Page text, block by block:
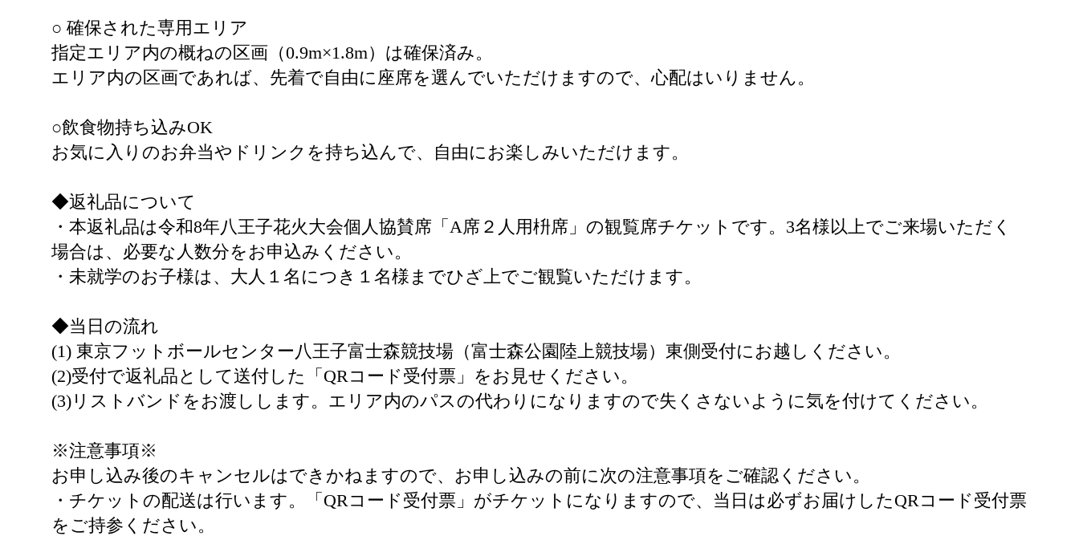
○ 確保された専用エリア
指定エリア内の概ねの区画（0.9m×1.8m）は確保済み。
エリア内の区画であれば、先着で自由に座席を選んでいただけますので、心配はいりません。
○飲食物持ち込みOK
お気に入りのお弁当やドリンクを持ち込んで、自由にお楽しみいただけます。
◆返礼品について
・本返礼品は令和8年八王子花火大会個人協賛席「A席２人用枡席」の観覧席チケットです。3名様以上でご来場いただく
場合は、必要な人数分をお申込みください。
・未就学のお子様は、大人１名につき１名様までひざ上でご観覧いただけます。
◆当日の流れ
(1) 東京フットボールセンター八王子富士森競技場（富士森公園陸上競技場）東側受付にお越しください。
(2)受付で返礼品として送付した「QRコード受付票」をお見せください。
(3)リストバンドをお渡しします。エリア内のパスの代わりになりますので失くさないように気を付けてください。
※注意事項※
お申し込み後のキャンセルはできかねますので、お申し込みの前に次の注意事項をご確認ください。
・チケットの配送は行います。「QRコード受付票」がチケットになりますので、当日は必ずお届けしたQRコード受付票
をご持参ください。